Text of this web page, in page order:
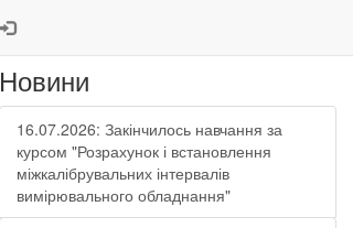
Новини
16.07.2026: Закінчилось навчання за
курсом "Розрахунок і встановлення
міжкалібрувальних інтервалів
вимірювального обладнання"